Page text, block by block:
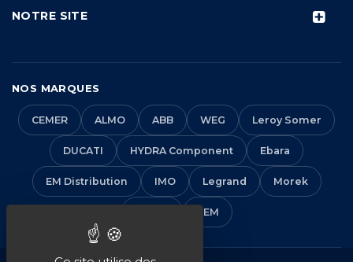
NOTRE SITE
NOS MARQUES
CEMER ALMO ABB WEG Leroy Somer
DUCATI HYDRA Component Ebara
EM Distribution IMO Legrand Morek
VEM